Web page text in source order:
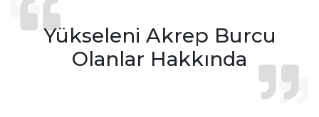
Yükseleni Akrep Burcu
Olanlar Hakkında